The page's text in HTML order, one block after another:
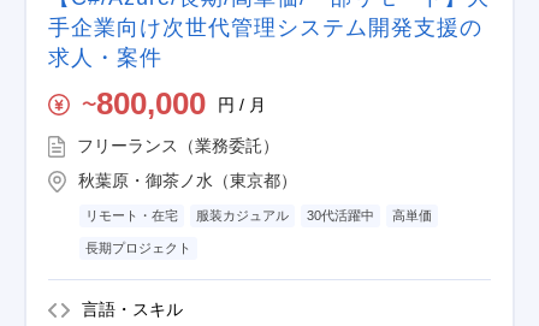
手企業向け次世代管理システム開発支援の
求人・案件
〜800,000 円 / 月
フリーランス（業務委託）
秋葉原・御茶ノ水（東京都）
リモート・在宅 服装カジュアル 30代活躍中 高単価
長期プロジェクト
言語・スキル